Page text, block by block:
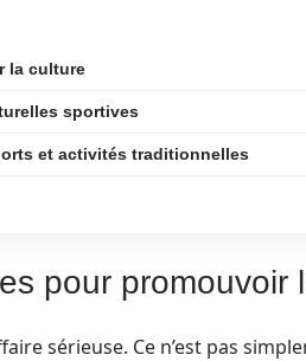
la culture
sportives
et activités traditionnelles
pour promouvoir
sérieuse. Ce n’est pas